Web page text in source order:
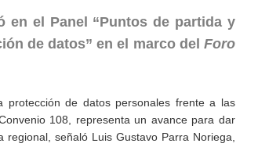
en el Panel “Puntos de partida y
de datos” en el marco del Foro
protección de datos personales frente a las
108, representa un avance para dar
señaló Luis Gustavo Parra Noriega,